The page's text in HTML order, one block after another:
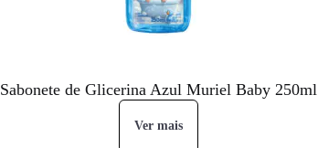
Sabonete de Glicerina Azul Muriel Baby 250ml
Ver mais